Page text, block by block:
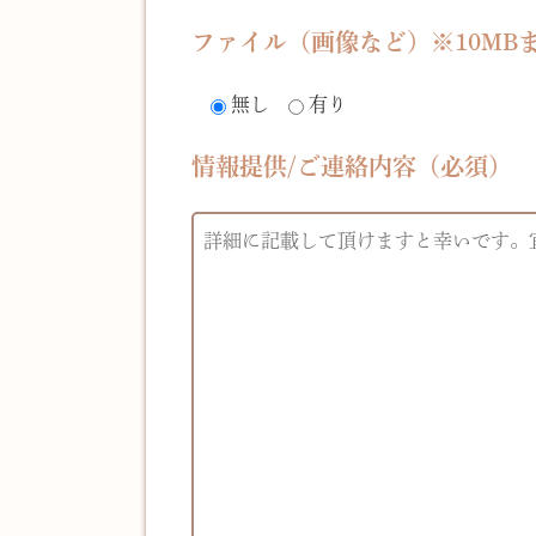
ファイル（画像など）※10MB
無し 有り
情報提供/ご連絡内容（必須）